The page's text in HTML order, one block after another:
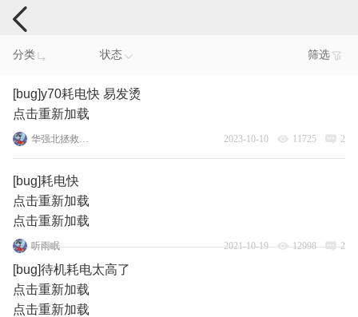
手机反馈
分类 状态 筛选
[bug]y70耗电快 易发烫
点击重新加载
华强北拯救者y70 2023-10-10 11725 2
[bug]耗电快
点击重新加载
点击重新加载
听雨眠 2021-10-19 12998 2
[bug]待机耗电太高了
点击重新加载
点击重新加载